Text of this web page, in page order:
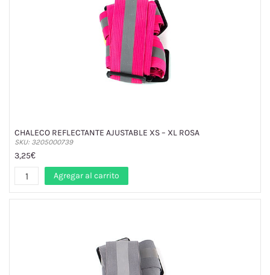
CHALECO REFLECTANTE AJUSTABLE XS – XL ROSA
SKU: 3205000739
3,25€
Agregar al carrito